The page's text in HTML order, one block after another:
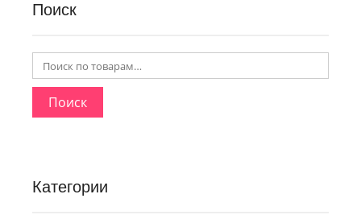
Поиск
Поиск
Категории